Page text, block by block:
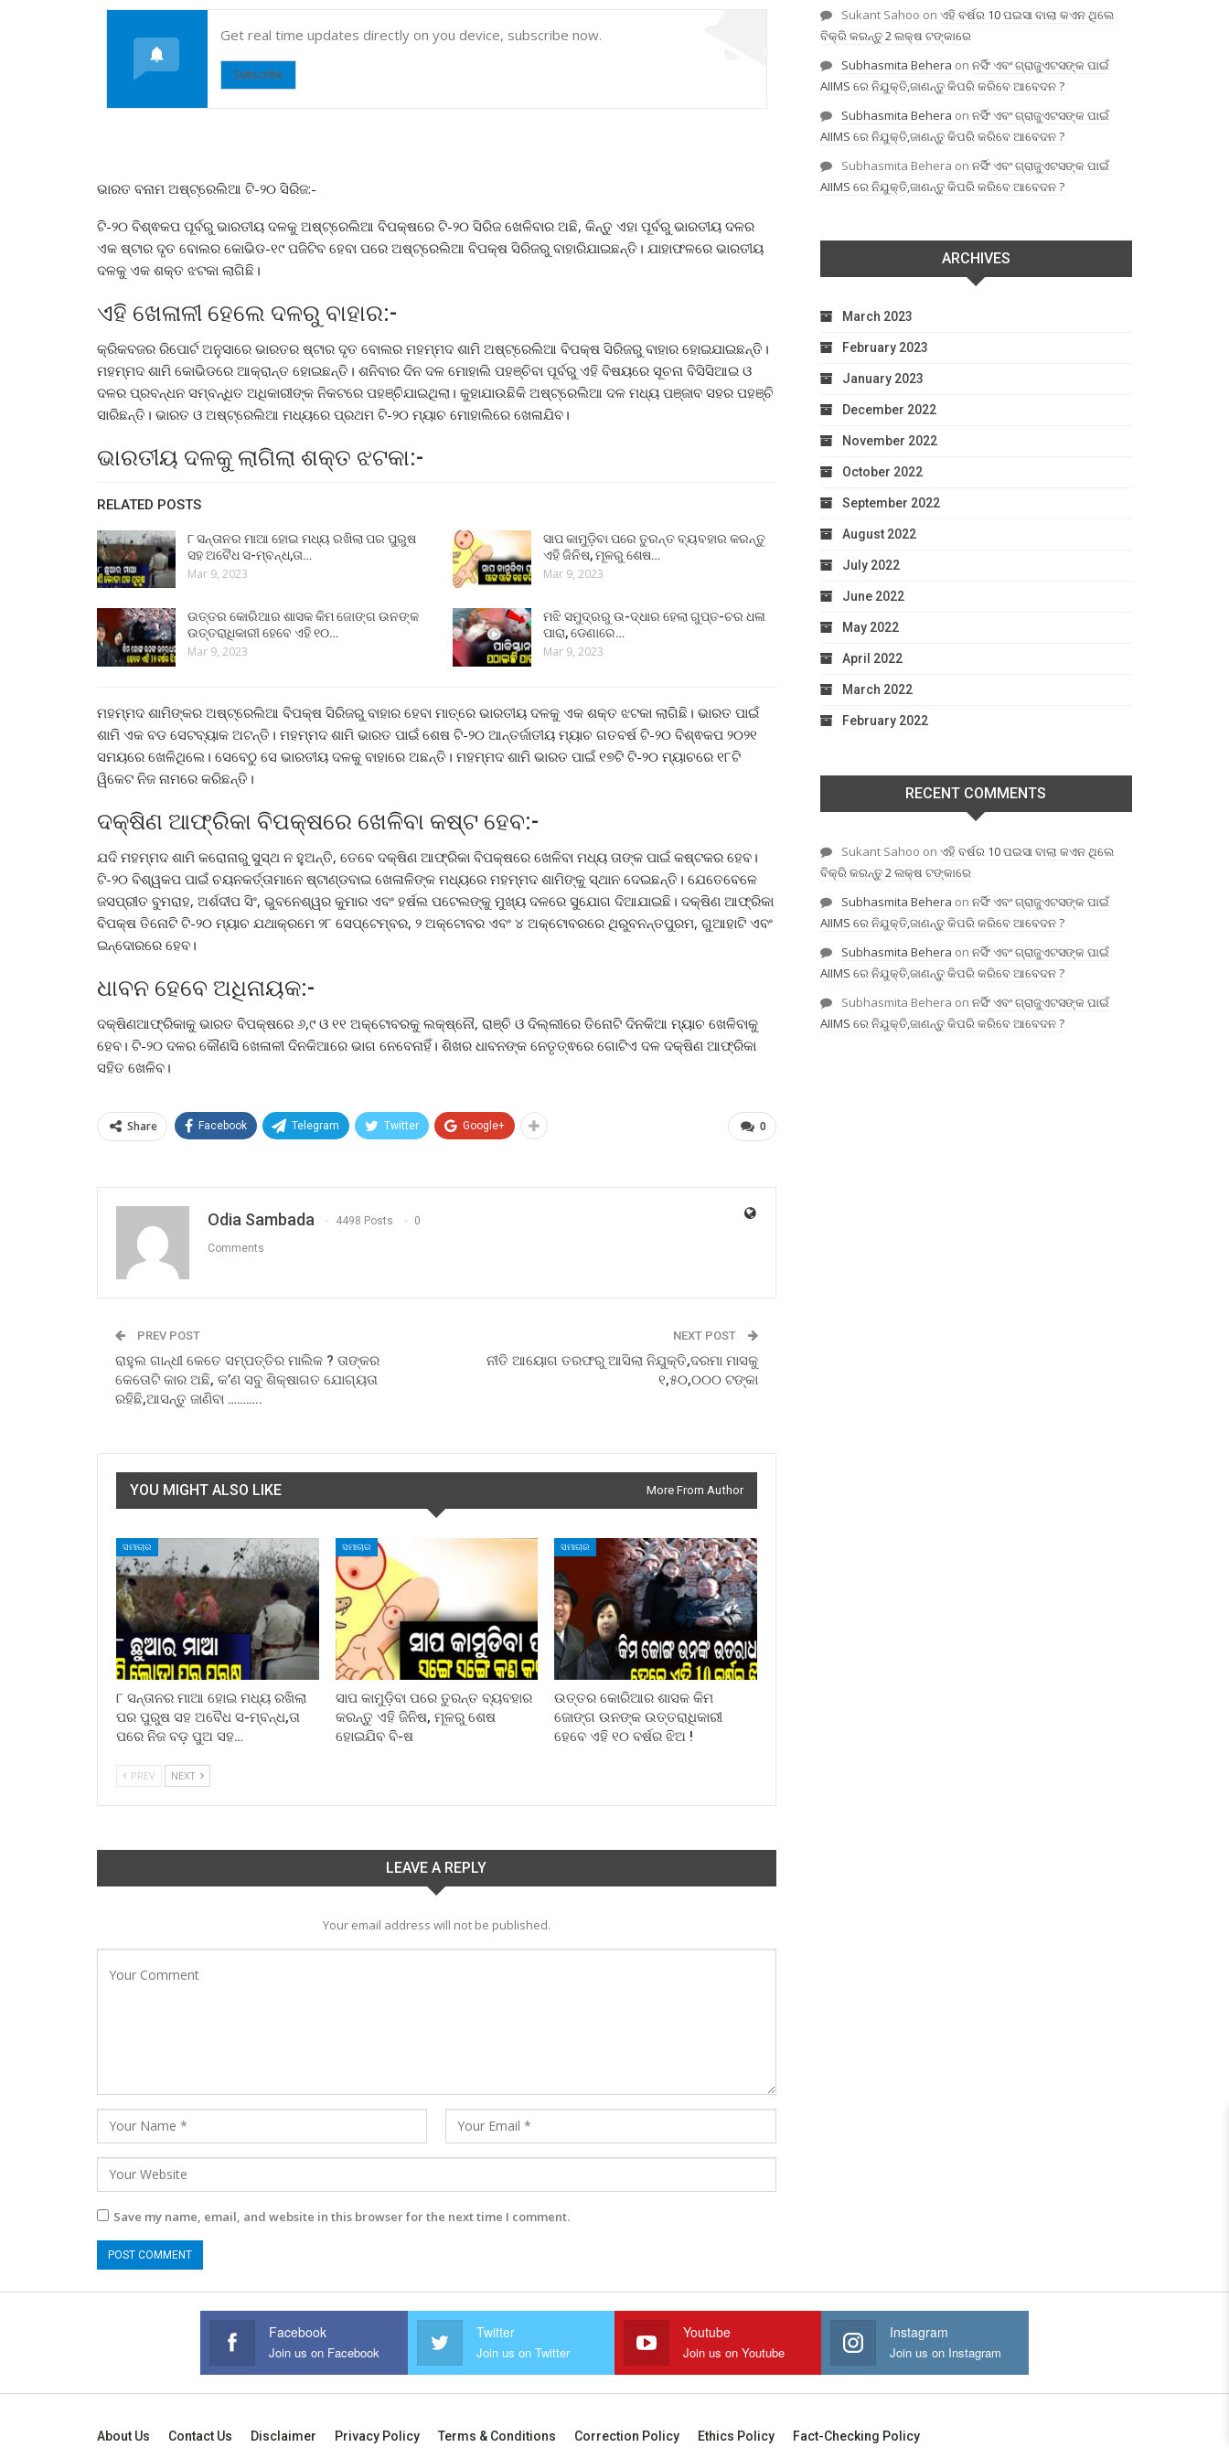
Get real time updates directly on you device, subscribe now.
Subscribe
ଭାରତ ବନାମ ଅଷ୍ଟ୍ରେଲିଆ ଟି-୨୦ ସିରିଜ:-
ଟି-୨୦ ବିଶ୍ଵକପ ପୂର୍ବରୁ ଭାରତୀୟ ଦଳକୁ ଅଷ୍ଟ୍ରେଲିଆ ବିପକ୍ଷରେ ଟି-୨୦ ସିରିଜ ଖେଳିବାର ଅଛି, କିନ୍ତୁ ଏହା ପୂର୍ବରୁ ଭାରତୀୟ ଦଳର
ଏକ ଷ୍ଟାର ଦୃତ ବୋଲର କୋଭିଡ-୧୯ ପଜିଟିବ ହେବା ପରେ ଅଷ୍ଟ୍ରେଲିଆ ବିପକ୍ଷ ସିରିଜରୁ ବାହାରିଯାଇଛନ୍ତି। ଯାହାଫଳରେ ଭାରତୀୟ
ଦଳକୁ ଏକ ଶକ୍ତ ଝଟକା ଲାଗିଛି।
ଏହି ଖେଳାଳୀ ହେଲେ ଦଳରୁ ବାହାର:-
କ୍ରିକବଜର ରିପୋର୍ଟ ଅନୁସାରେ ଭାରତର ଷ୍ଟାର ଦୃତ ବୋଲର ମହମ୍ମଦ ଶାମି ଅଷ୍ଟ୍ରେଲିଆ ବିପକ୍ଷ ସିରିଜରୁ ବାହାର ହୋଇଯାଇଛନ୍ତି।
ମହମ୍ମଦ ଶାମି କୋଭିଡରେ ଆକ୍ରାନ୍ତ ହୋଇଛନ୍ତି। ଶନିବାର ଦିନ ଦଳ ମୋହାଲି ପହଞ୍ଚିବା ପୂର୍ବରୁ ଏହି ବିଷୟରେ ସୂଚନା ବିସିସିଆଇ ଓ
ଦଳର ପ୍ରବନ୍ଧନ ସମ୍ବନ୍ଧିତ ଅଧିକାରୀଙ୍କ ନିକଟରେ ପହଞ୍ଚିଯାଇଥିଲା। କୁହାଯାଉଛିକି ଅଷ୍ଟ୍ରେଲିଆ ଦଳ ମଧ୍ୟ ପଞ୍ଜାବ ସହର ପହଞ୍ଚି
ସାରିଛନ୍ତି। ଭାରତ ଓ ଅଷ୍ଟ୍ରେଲିଆ ମଧ୍ୟରେ ପ୍ରଥମ ଟି-୨୦ ମ୍ୟାଚ ମୋହାଲିରେ ଖେଳାଯିବ।
ଭାରତୀୟ ଦଳକୁ ଲାଗିଲା ଶକ୍ତ ଝଟକା:-
RELATED POSTS
୮ ସନ୍ତାନର ମାଆ ହୋଇ ମଧ୍ୟ ରଖିଲା ପର ପୁରୁଷ
ସହ ଅବୈଧ ସ-ମ୍ବନ୍ଧ,ତା…
Mar 9, 2023
ସାପ କାମୁଡ଼ିବା ପରେ ତୁରନ୍ତ ବ୍ୟବହାର କରନ୍ତୁ
ଏହି ଜିନିଷ, ମୂଳରୁ ଶେଷ…
Mar 9, 2023
ଉତ୍ତର କୋରିଆର ଶାସକ କିମ ଜୋଙ୍ଗ ଉନଙ୍କ
ଉତ୍ତରାଧିକାରୀ ହେବେ ଏହି ୧୦…
Mar 9, 2023
ମଝି ସମୁଦ୍ରରୁ ଉ-ଦ୍ଧାର ହେଲା ଗୁପ୍ତ-ଚର ଧଳା
ପାରା, ଡେଣାରେ…
Mar 9, 2023
ମହମ୍ମଦ ଶାମିଙ୍କର ଅଷ୍ଟ୍ରେଲିଆ ବିପକ୍ଷ ସିରିଜରୁ ବାହାର ହେବା ମାତ୍ରେ ଭାରତୀୟ ଦଳକୁ ଏକ ଶକ୍ତ ଝଟକା ଲାଗିଛି। ଭାରତ ପାଇଁ
ଶାମି ଏକ ବଡ ସେଟବ୍ୟାକ ଅଟନ୍ତି। ମହମ୍ମଦ ଶାମି ଭାରତ ପାଇଁ ଶେଷ ଟି-୨୦ ଆନ୍ତର୍ଜାତୀୟ ମ୍ୟାଚ ଗତବର୍ଷ ଟି-୨୦ ବିଶ୍ଵକପ ୨୦୨୧
ସମୟରେ ଖେଳିଥିଲେ। ସେବେଠୁ ସେ ଭାରତୀୟ ଦଳକୁ ବାହାରେ ଅଛନ୍ତି। ମହମ୍ମଦ ଶାମି ଭାରତ ପାଇଁ ୧୭ଟି ଟି-୨୦ ମ୍ୟାଚରେ ୧୮ଟି
ୱିକେଟ ନିଜ ନାମରେ କରିଛନ୍ତି।
ଦକ୍ଷିଣ ଆଫ୍ରିକା ବିପକ୍ଷରେ ଖେଳିବା କଷ୍ଟ ହେବ:-
ଯଦି ମହମ୍ମଦ ଶାମି କରୋନାରୁ ସୁସ୍ଥ ନ ହୁଅନ୍ତି, ତେବେ ଦକ୍ଷିଣ ଆଫ୍ରିକା ବିପକ୍ଷରେ ଖେଳିବା ମଧ୍ୟ ତାଙ୍କ ପାଇଁ କଷ୍ଟକର ହେବ।
ଟି-୨୦ ବିଶ୍ୱକପ ପାଇଁ ଚୟନକର୍ତ୍ତାମାନେ ଷ୍ଟାଣ୍ଡବାଇ ଖେଳାଳିଙ୍କ ମଧ୍ୟରେ ମହମ୍ମଦ ଶାମିଙ୍କୁ ସ୍ଥାନ ଦେଇଛନ୍ତି। ଯେତେବେଳେ
ଜସପ୍ରୀତ ବୁମରାହ, ଅର୍ଶଦୀପ ସିଂ, ଭୁବନେଶ୍ୱର କୁମାର ଏବଂ ହର୍ଷଲ ପଟେଲଙ୍କୁ ମୁଖ୍ୟ ଦଳରେ ସୁଯୋଗ ଦିଆଯାଇଛି। ଦକ୍ଷିଣ ଆଫ୍ରିକା
ବିପକ୍ଷ ତିନୋଟି ଟି-୨୦ ମ୍ୟାଚ ଯଥାକ୍ରମେ ୨୮ ସେପ୍ଟେମ୍ବର, ୨ ଅକ୍ଟୋବର ଏବଂ ୪ ଅକ୍ଟୋବରରେ ଥିରୁବନନ୍ତପୁରମ, ଗୁଆହାଟି ଏବଂ
ଇନ୍ଦୋରରେ ହେବ।
ଧାବନ ହେବେ ଅଧିନାୟକ:-
ଦକ୍ଷିଣଆଫ୍ରିକାକୁ ଭାରତ ବିପକ୍ଷରେ ୬,୯ ଓ ୧୧ ଅକ୍ଟୋବରକୁ ଲକ୍ଷ୍ନୌ, ରାଞ୍ଚି ଓ ଦିଲ୍ଲୀରେ ତିନୋଟି ଦିନକିଆ ମ୍ୟାଚ ଖେଳିବାକୁ
ହେବ। ଟି-୨୦ ଦଳର କୌଣସି ଖେଳାଳୀ ଦିନକିଆରେ ଭାଗ ନେବେନାହିଁ। ଶିଖର ଧାବନଙ୍କ ନେତୃତ୍ଵରେ ଗୋଟିଏ ଦଳ ଦକ୍ଷିଣ ଆଫ୍ରିକା
ସହିତ ଖେଳିବ।
0
Share Facebook Telegram Twitter Google+
Odia Sambada 4498 Posts 0
Comments
PREV POST
ରାହୁଲ ଗାନ୍ଧୀ କେତେ ସମ୍ପତ୍ତିର ମାଲିକ ? ତାଙ୍କର
କେତୋଟି କାର ଅଛି, କ’ଣ ସବୁ ଶିକ୍ଷାଗତ ଯୋଗ୍ୟତା
ରହିଛି,ଆସନ୍ତୁ ଜାଣିବା ………..
NEXT POST
ନୀତି ଆୟୋଗ ତରଫରୁ ଆସିଲା ନିଯୁକ୍ତି,ଦରମା ମାସକୁ
୧,୫୦,୦୦୦ ଟଙ୍କା
YOU MIGHT ALSO LIKE More From Author
ସମାଚାର
୮ ସନ୍ତାନର ମାଆ ହୋଇ ମଧ୍ୟ ରଖିଲା
ପର ପୁରୁଷ ସହ ଅବୈଧ ସ-ମ୍ବନ୍ଧ,ତା
ପରେ ନିଜ ବଡ଼ ପୁଅ ସହ…
ସମାଚାର
ସାପ କାମୁଡ଼ିବା ପରେ ତୁରନ୍ତ ବ୍ୟବହାର
କରନ୍ତୁ ଏହି ଜିନିଷ, ମୂଳରୁ ଶେଷ
ହୋଇଯିବ ବି-ଷ
ସମାଚାର
ଉତ୍ତର କୋରିଆର ଶାସକ କିମ
ଜୋଙ୍ଗ ଉନଙ୍କ ଉତ୍ତରାଧିକାରୀ
ହେବେ ଏହି ୧୦ ବର୍ଷର ଝିଅ !
PREV NEXT
LEAVE A REPLY
Your email address will not be published.
Save my name, email, and website in this browser for the next time I comment.
Sukant Sahoo on ଏହି ବର୍ଷର 10 ପଇସା ବାଲା କଏନ ଥିଲେ
ବିକ୍ରି କରନ୍ତୁ 2 ଲକ୍ଷ ଟଙ୍କାରେ
Subhasmita Behera on ନର୍ସିଂ ଏବଂ ଗ୍ରାଜୁଏଟସଙ୍କ ପାଇଁ
AIIMS ରେ ନିଯୁକ୍ତି,ଜାଣନ୍ତୁ କିପରି କରିବେ ଆବେଦନ ?
Subhasmita Behera on ନର୍ସିଂ ଏବଂ ଗ୍ରାଜୁଏଟସଙ୍କ ପାଇଁ
AIIMS ରେ ନିଯୁକ୍ତି,ଜାଣନ୍ତୁ କିପରି କରିବେ ଆବେଦନ ?
Subhasmita Behera on ନର୍ସିଂ ଏବଂ ଗ୍ରାଜୁଏଟସଙ୍କ ପାଇଁ
AIIMS ରେ ନିଯୁକ୍ତି,ଜାଣନ୍ତୁ କିପରି କରିବେ ଆବେଦନ ?
ARCHIVES
March 2023
February 2023
January 2023
December 2022
November 2022
October 2022
September 2022
August 2022
July 2022
June 2022
May 2022
April 2022
March 2022
February 2022
RECENT COMMENTS
Sukant Sahoo on ଏହି ବର୍ଷର 10 ପଇସା ବାଲା କଏନ ଥିଲେ
ବିକ୍ରି କରନ୍ତୁ 2 ଲକ୍ଷ ଟଙ୍କାରେ
Subhasmita Behera on ନର୍ସିଂ ଏବଂ ଗ୍ରାଜୁଏଟସଙ୍କ ପାଇଁ
AIIMS ରେ ନିଯୁକ୍ତି,ଜାଣନ୍ତୁ କିପରି କରିବେ ଆବେଦନ ?
Subhasmita Behera on ନର୍ସିଂ ଏବଂ ଗ୍ରାଜୁଏଟସଙ୍କ ପାଇଁ
AIIMS ରେ ନିଯୁକ୍ତି,ଜାଣନ୍ତୁ କିପରି କରିବେ ଆବେଦନ ?
Subhasmita Behera on ନର୍ସିଂ ଏବଂ ଗ୍ରାଜୁଏଟସଙ୍କ ପାଇଁ
AIIMS ରେ ନିଯୁକ୍ତି,ଜାଣନ୍ତୁ କିପରି କରିବେ ଆବେଦନ ?
Facebook
Join us on Facebook
Twitter
Join us on Twitter
Youtube
Join us on Youtube
Instagram
Join us on Instagram
About Us Contact Us Disclaimer Privacy Policy Terms & Conditions Correction Policy Ethics Policy Fact-Checking Policy